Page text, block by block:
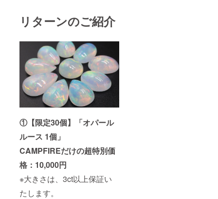
リターンのご紹介
①【限定30個】「オパール
ルース 1個」
CAMPFIREだけの超特別価
格：10,000円
※大きさは、3ct以上保証い
たします。